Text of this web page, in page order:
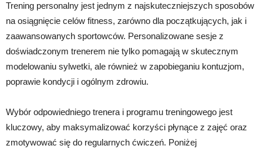
Trening personalny jest jednym z najskuteczniejszych sposobów
na osiągnięcie celów fitness, zarówno dla początkujących, jak i
zaawansowanych sportowców. Personalizowane sesje z
doświadczonym trenerem nie tylko pomagają w skutecznym
modelowaniu sylwetki, ale również w zapobieganiu kontuzjom,
poprawie kondycji i ogólnym zdrowiu.
Wybór odpowiedniego trenera i programu treningowego jest
kluczowy, aby maksymalizować korzyści płynące z zajęć oraz
zmotywować się do regularnych ćwiczeń. Poniżej